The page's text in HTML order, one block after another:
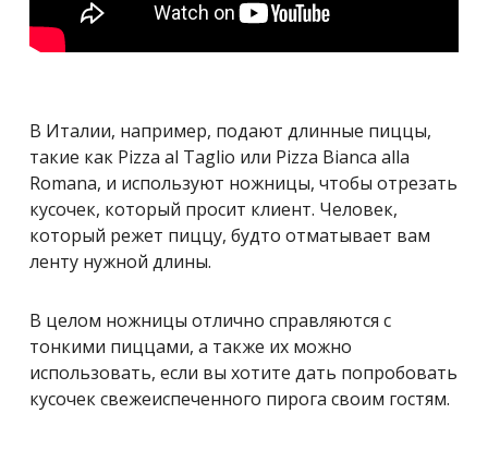
В Италии, например, подают длинные пиццы,
такие как Pizza al Taglio или Pizza Bianca alla
Romana, и используют ножницы, чтобы отрезать
кусочек, который просит клиент. Человек,
который режет пиццу, будто отматывает вам
ленту нужной длины.
В целом ножницы отлично справляются с
тонкими пиццами, а также их можно
использовать, если вы хотите дать попробовать
кусочек свежеиспеченного пирога своим гостям.